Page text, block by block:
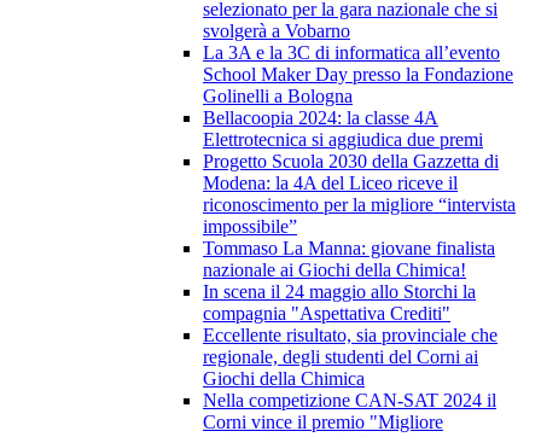
selezionato per la gara nazionale che si
svolgerà a Vobarno
La 3A e la 3C di informatica all’evento
School Maker Day presso la Fondazione
Golinelli a Bologna
Bellacoopia 2024: la classe 4A
Elettrotecnica si aggiudica due premi
Progetto Scuola 2030 della Gazzetta di
Modena: la 4A del Liceo riceve il
riconoscimento per la migliore “intervista
impossibile”
Tommaso La Manna: giovane finalista
nazionale ai Giochi della Chimica!
In scena il 24 maggio allo Storchi la
compagnia "Aspettativa Crediti"
Eccellente risultato, sia provinciale che
regionale, degli studenti del Corni ai
Giochi della Chimica
Nella competizione CAN-SAT 2024 il
Corni vince il premio "Migliore